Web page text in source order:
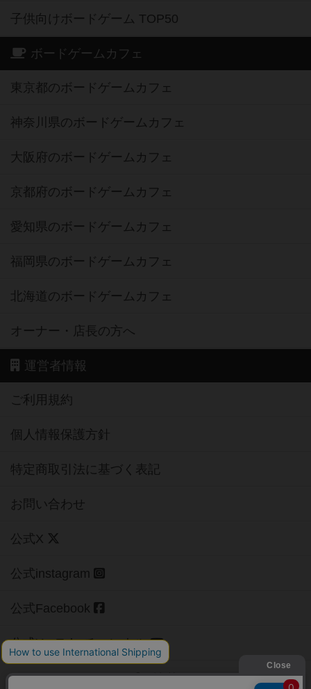
子供向けボードゲーム TOP50
ボードゲームカフェ
東京都のボードゲームカフェ
神奈川県のボードゲームカフェ
大阪府のボードゲームカフェ
京都府のボードゲームカフェ
愛知県のボードゲームカフェ
福岡県のボードゲームカフェ
北海道のボードゲームカフェ
オーナー・店長の方へ
運営者情報
ご利用規約
個人情報保護方針
特定商取引法に基づく表記
お問い合わせ
公式X
公式instagram
公式Facebook
公式YouTubeチャンネル
Copyright (c)